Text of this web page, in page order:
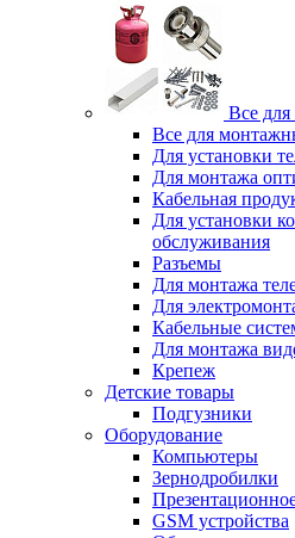
Все
Все для
Для установки
Для монтажа
Кабельная
Для установки
обслуживания
Разъемы
Для монтажа
Для
Кабельные
Для монтажа
Крепеж
Детские товары
Подгузники
Оборудование
Компьютеры
Зернодробилки
GSM устройства